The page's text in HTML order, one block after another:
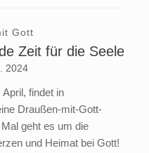
Gott
Zeit für die Seele
2024
findet in
Draußen-mit-Gott-
geht es um die
und Heimat bei Gott!